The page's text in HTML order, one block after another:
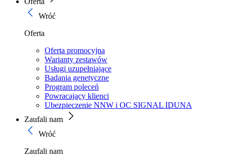
Wróć
Oferta
Oferta promocyjna
Warianty zestawów
Usługi uzupełniające
Badania genetyczne
Program poleceń
Powracający klienci
Ubezpieczenie NNW i OC SIGNAL IDUNA
Zaufali nam
Wróć
Zaufali nam